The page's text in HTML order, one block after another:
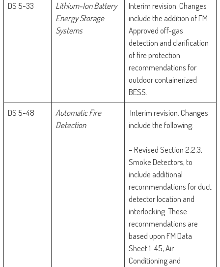
DS 5-33
Lithium-Ion Battery
Energy Storage
Systems
Interim revision. Changes
include the addition of FM
Approved off-gas
detection and clarification
of fire protection
recommendations for
outdoor containerized
BESS.
DS 5-48
Automatic Fire
Detection
Interim revision. Changes
include the following:
– Revised Section 2.2.3,
Smoke Detectors, to
include additional
recommendations for duct
detector location and
interlocking. These
recommendations are
based upon FM Data
Sheet 1-45, Air
Conditioning and